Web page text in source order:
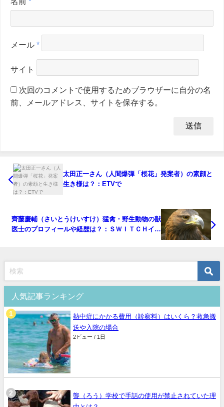
メール *
サイト
次回のコメントで使用するためブラウザーに自分の名
前、メールアドレス、サイトを保存する。
太田正一さん（人間爆弾「桜花」発案者）の素顔と
生き様は？：ETVで
齊藤慶輔（さいとうけいすけ）猛禽・野生動物の獣
医士のプロフィールや経歴は？：ＳＷＩＴＣＨイン
人気記事ランキング
熱中症にかかる費用（診察料）はいくら？救急搬
送や入院の場合
2ビュー / 1日
聾（ろう）学校で手話の使用が禁止されていた理